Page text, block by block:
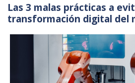
Las 3 malas prácticas a
transformación digital del